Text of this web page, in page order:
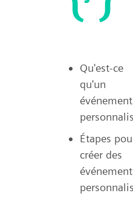
Qu'est-ce
qu'un
événement
Étapes
créer des